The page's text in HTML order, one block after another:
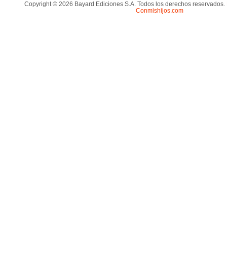
Copyright © 2026 Bayard Ediciones S.A. Todos los derechos reservados.
Conmishijos.com